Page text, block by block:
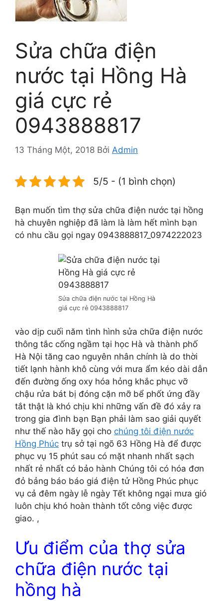
Sửa chữa điện
nước tại Hồng Hà
giá cực rẻ
0943888817
13 Tháng Một, 2018 Bởi Admin
5/5 - (1 bình chọn)
Bạn muốn tìm thợ sửa chữa điện nước tại hồng
hà chuyên nghiệp đã làm là làm hết mình bạn
có nhu cầu gọi ngay 0943888817_0974222023
Sửa chữa điện nước tại Hồng Hà
giá cực rẻ 0943888817
vào dịp cuối năm tình hình sửa chữa điện nước
thông tắc cống ngầm tại học Hà và thành phố
Hà Nội tăng cao nguyên nhân chính là do thời
tiết lạnh hành khô cùng với mưa ẩm kéo dài dẫn
đến đường ống oxy hóa hỏng khắc phục vỡ
chậu rửa bát bị đóng cặn mỡ bể phốt ứng đầy
tắt thật là khó chịu khi những vấn đề đó xảy ra
trong gia đình bạn Bạn phải làm sao giải quyết
như thế nào hãy gọi cho chúng tôi điện nước
Hồng Phúc trụ sở tại ngõ 63 Hồng Hà để được
phục vụ 15 phút sau có mặt nhanh nhất sạch
nhất rẻ nhất có bảo hành Chúng tôi có hóa đơn
đỏ bảng báo báo giá điện tử Hồng Phúc phục
vụ cả đêm ngày lễ ngày Tết không ngại mưa gió
luôn chịu khó hoàn thành tốt công việc được
giao. ,
Ưu điểm của thợ sửa
chữa điện nước tại
hồng hà